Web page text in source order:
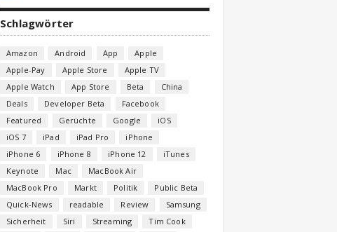
Schlagwörter
Amazon Android App
Apple
Apple-Pay
Apple Store
Apple TV
Apple Watch
App Store Beta
China
Deals
Developer Beta
Facebook
Featured
Gerüchte Google
iOS
iOS 7
iPad iPad Pro
iPhone
iPhone 6
iPhone 8 iPhone 12
iTunes
Keynote
Mac
MacBook Air
MacBook Pro
Markt Politik
Public Beta
Quick-News
readable Review
Samsung
Sicherheit
Siri Streaming
Tim Cook